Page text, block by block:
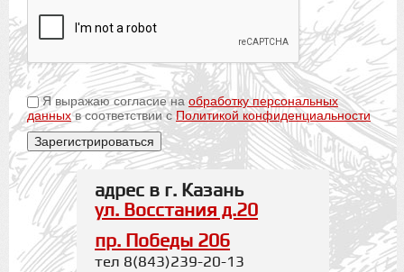
Я выражаю согласие наобработку персональных
данныхв соответствии с Политикой конфиденциальности
адрес в г. Казань
ул. Восстания д.20
пр. Победы 206
тел 8(843)239-20-13